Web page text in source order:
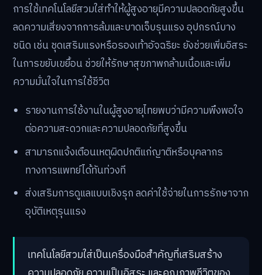
การใช้เทคโนโลยีสวมใส่ทำให้ผู้สูงอายุมีความปลอดภัยสูงขึ้น
ลดความเสี่ยงจากการล้มและบาดเจ็บรุนแรง อุปกรณ์บาง
ชนิด เช่น ชุดเสริมแรงหรือรองเท้าอัจฉริยะ ยังช่วยเพิ่มอิสระ
ในการขยับเขยื้อน ช่วยให้รักษาสุขภาพกล้ามเนื้อและเพิ่ม
ความมั่นใจในการใช้ชีวิต
รายงานการใช้งานในผู้สูงอายุไทยพบว่ามีความพึงพอใจ
ต่อความสะดวกและความปลอดภัยที่สูงขึ้น
สามารถแจ้งเตือนเหตุผิดปกติแก่ญาติหรือบุคลากร
ทางการแพทย์ได้ทันท่วงที
ส่งเสริมการดูแลแบบเชิงรุก ลดค่าใช้จ่ายในการรักษาจาก
อุบัติเหตุรุนแรง
เทคโนโลยีสวมใส่เป็นเครื่องมือสำคัญที่เสริมสร้าง